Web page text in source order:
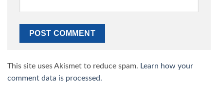
This site uses Akismet to reduce spam. Learn how your
comment data is processed.